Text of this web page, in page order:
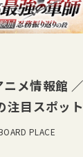
ニメ情報館
注目スポッ
PLACE